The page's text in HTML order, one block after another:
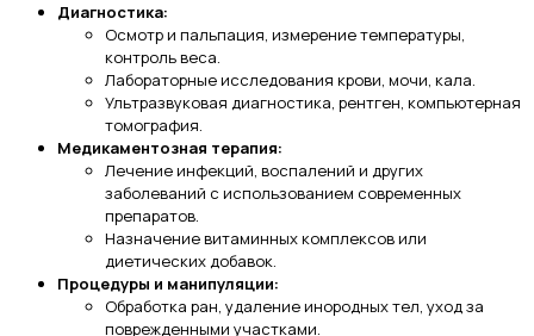
Диагностика:
Осмотр и пальпация, измерение температуры,
контроль веса.
Лабораторные исследования крови, мочи, кала.
Ультразвуковая диагностика, рентген, компьютерная
томография.
Медикаментозная терапия:
Лечение инфекций, воспалений и других
заболеваний с использованием современных
препаратов.
Назначение витаминных комплексов или
диетических добавок.
Процедуры и манипуляции:
Обработка ран, удаление инородных тел, уход за
поврежденными участками.